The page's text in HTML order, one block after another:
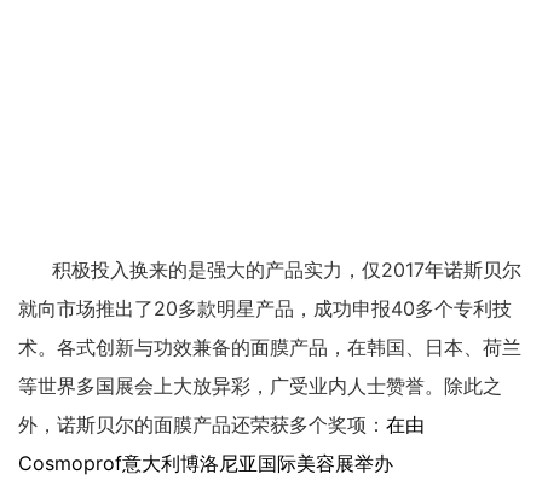
积极投入换来的是强大的产品实力，仅2017年诺斯贝尔
就向市场推出了20多款明星产品，成功申报40多个专利技
术。各式创新与功效兼备的面膜产品，在韩国、日本、荷兰
等世界多国展会上大放异彩，广受业内人士赞誉。除此之
外，诺斯贝尔的面膜产品还荣获多个奖项： 在由
Cosmoprof意大利博洛尼亚国际美容展举办